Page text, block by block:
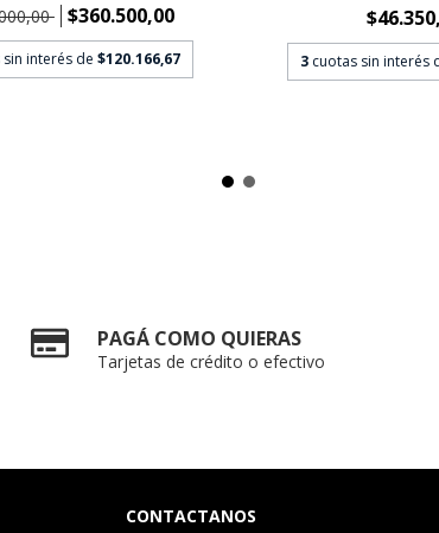
$360.500,00
sin interés de$120.166,67 3 cuotas sin interés
PAGÁ COMO QUIERAS
Tarjetas de crédito o efectivo
CONTACTANOS